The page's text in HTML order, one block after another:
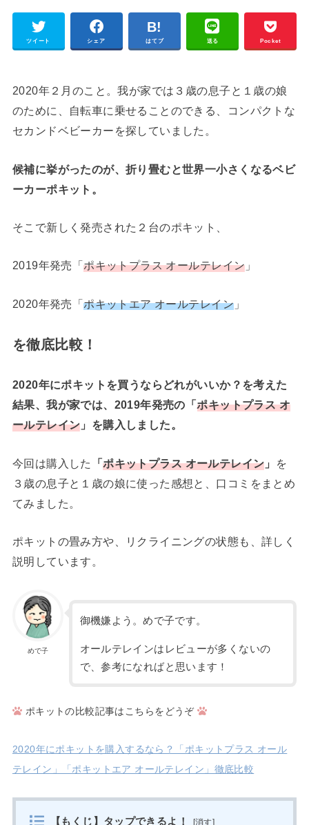
ツイート シェア はてブ 送る Pocket
2020年２月のこと。我が家では３歳の息子と１歳の娘
のために、自転車に乗せることのできる、コンパクトな
セカンドベビーカーを探していました。
候補に挙がったのが、折り畳むと世界一小さくなるベビ
ーカーポキット。
そこで新しく発売された２台のポキット、
2019年発売「ポキットプラス オールテレイン 」
2020年発売「ポキットエア オールテレイン」
を徹底比較！
2020年にポキットを買うならどれがいいか？を考えた
結果、我が家では、2019年発売の「ポキットプラス オ
ールテレイン 」を購入しました。
今回は購入した 「ポキットプラス オールテレイン 」
を
３歳の息子と１歳の娘に使った感想と、口コミをまとめ
てみました。
ポキットの畳み方や、リクライニングの状態も、詳しく
説明しています。
めで子
御機嫌よう。めで子です。
オールテレインはレビューが多くないの
で、参考になればと思います！
ポキットの比較記事はこちらをどうぞ
2020年にポキットを購入するなら？「ポキットプラス オール
テレイン」「ポキットエア オールテレイン」徹底比較
【もくじ】タップできるよ！ [消す]